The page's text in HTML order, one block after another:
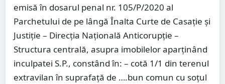
emisă în dosarul penal nr. 105/P/2020 al
Parchetului de pe lângă Înalta Curte de Casaţie şi
Justiţie – Direcţia Naţională Anticorupţie –
Structura centrală, asupra imobilelor aparţinând
inculpatei S.P., constând în: – cotă 1/1 din terenul
extravilan în suprafaţă de ….bun comun cu soţul